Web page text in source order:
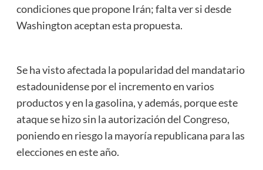
condiciones que propone Irán; falta ver si desde
Washington aceptan esta propuesta.
Se ha visto afectada la popularidad del mandatario
estadounidense por el incremento en varios
productos y en la gasolina, y además, porque este
ataque se hizo sin la autorización del Congreso,
poniendo en riesgo la mayoría republicana para las
elecciones en este año.